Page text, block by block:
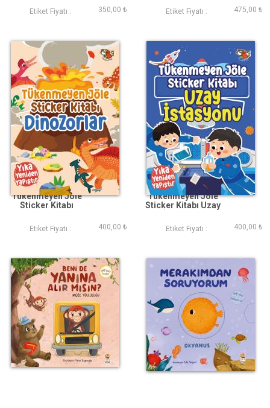
Etiket Fiyatı : 350,00 ₺ Etiket Fiyatı : 475,00 ₺
Tükenmeyen Jöle
Sticker Kitabı
Etiket Fiyatı : 400,00 ₺
Tükenmeyen Jöle
Sticker Kitabı Uzay
Etiket Fiyatı : 400,00 ₺